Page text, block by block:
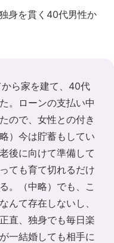
身を貫く40代男性か
から家を建て、40代
。ローンの支払い中
ので、女性との付き
）今は貯蓄もしてい
後に向けて準備して
ても育て切れるだけ
。（中略）でも、こ
んて存在しないし、
直、独身でも毎日楽
一結婚しても相手に